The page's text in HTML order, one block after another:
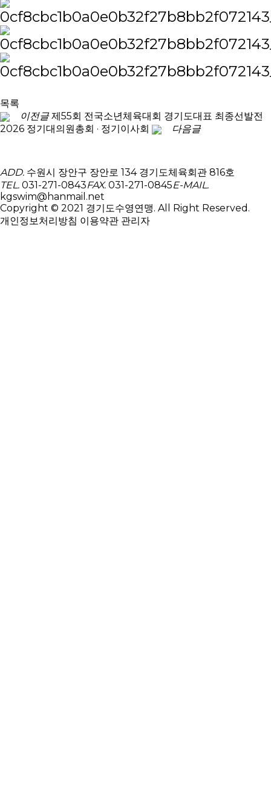
목록
이전글 제55회 전국소년체육대회 경기도대표 최종선발전
2026 정기대의원총회 · 정기이사회
다음글
ADD. 수원시 장안구 장안로 134 경기도체육회관 816호
TEL. 031-271-0843FAX. 031-271-0845E-MAIL.
kgswim@hanmail.net
Copyright © 2021 경기도수영연맹. All Right Reserved.
개인정보처리방침 이용약관 관리자